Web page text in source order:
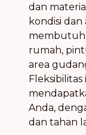
dan
kondisi
rumah,
area
Anda,
dan tahan